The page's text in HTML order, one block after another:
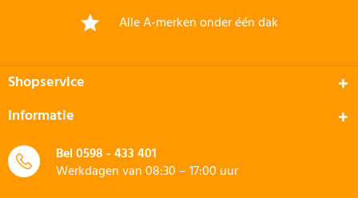
Alle A-merken onder één dak
Shopservice
Informatie
Bel0598 - 433 401
Werkdagen van 08:30 – 17:00 uur